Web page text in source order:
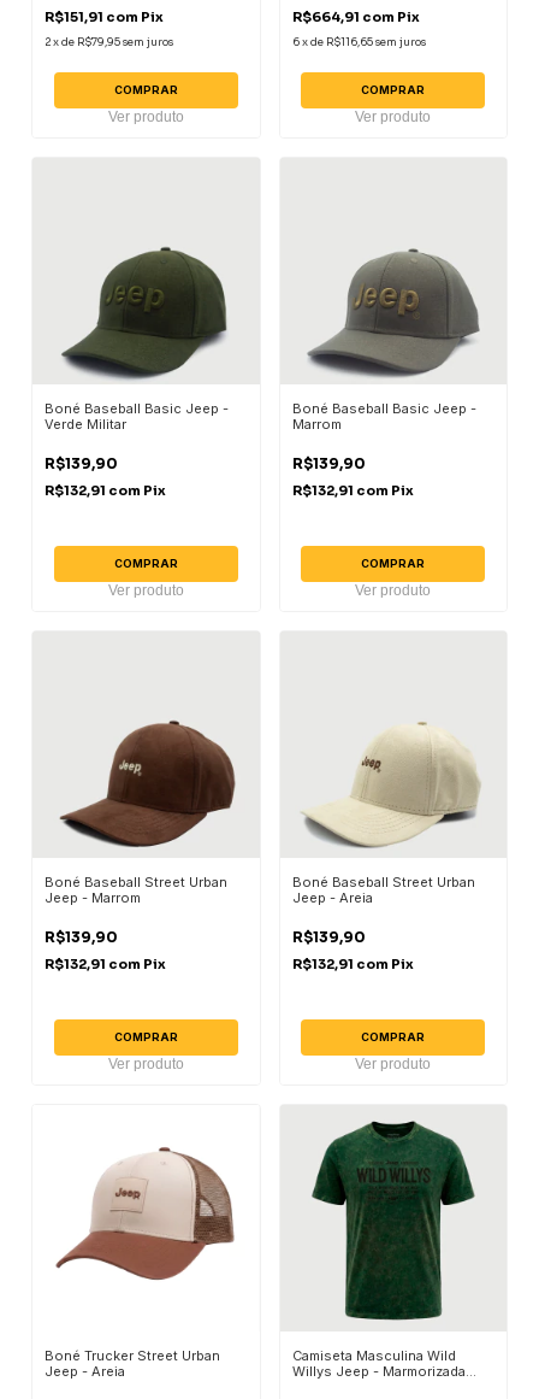
R$151,91 com Pix
2xde R$79,95sem juros
COMPRAR
Ver produto
R$664,91 com Pix
6 xde R$116,65 sem juros
COMPRAR
Ver produto
Boné Baseball Basic Jeep -
Verde Militar
R$139,90
R$132,91 com Pix
COMPRAR
Ver produto
Boné Baseball Basic Jeep -
Marrom
R$139,90
R$132,91 com Pix
COMPRAR
Ver produto
Boné Baseball Street Urban
Jeep - Marrom
R$139,90
R$132,91 com Pix
COMPRAR
Ver produto
Boné Baseball Street Urban
Jeep - Areia
R$139,90
R$132,91 com Pix
COMPRAR
Ver produto
Boné Trucker Street Urban
Jeep - Areia
Camiseta Masculina Wild
Willys Jeep - Marmorizada